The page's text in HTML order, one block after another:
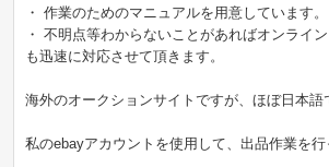
・ 作業のためのマニュアルを用意しています。
・ 不明点等わからないことがあればオンライ
も迅速に対応させて頂きます。
海外のオークションサイトですが、ほぼ日本語
私のebayアカウントを使用して、出品作業を行